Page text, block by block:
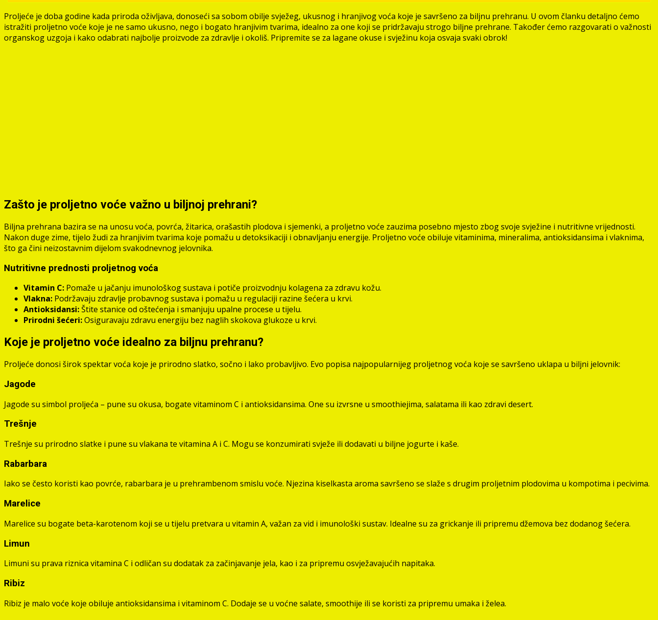
Proljeće je doba godine kada priroda oživljava, donoseći sa sobom obilje svježeg, ukusnog i hranjivog voća koje je savršeno za biljnu prehranu. U ovom članku detaljno ćemo
istražiti proljetno voće koje je ne samo ukusno, nego i bogato hranjivim tvarima, idealno za one koji se pridržavaju strogo biljne prehrane. Također ćemo razgovarati o važnosti
organskog uzgoja i kako odabrati najbolje proizvode za zdravlje i okoliš. Pripremite se za lagane okuse i svježinu koja osvaja svaki obrok!
Zašto je proljetno voće važno u biljnoj prehrani?
Biljna prehrana bazira se na unosu voća, povrća, žitarica, orašastih plodova i sjemenki, a proljetno voće zauzima posebno mjesto zbog svoje svježine i nutritivne vrijednosti.
Nakon duge zime, tijelo žudi za hranjivim tvarima koje pomažu u detoksikaciji i obnavljanju energije. Proljetno voće obiluje vitaminima, mineralima, antioksidansima i vlaknima,
što ga čini neizostavnim dijelom svakodnevnog jelovnika.
Nutritivne prednosti proljetnog voća
Vitamin C: Pomaže u jačanju imunološkog sustava i potiče proizvodnju kolagena za zdravu kožu.
Vlakna: Podržavaju zdravlje probavnog sustava i pomažu u regulaciji razine šećera u krvi.
Antioksidansi:Štite stanice od oštećenja i smanjuju upalne procese u tijelu.
Prirodni šećeri:Osiguravaju zdravu energiju bez naglih skokova glukoze u krvi.
Koje je proljetno voće idealno za biljnu prehranu?
Proljeće donosi širok spektar voća koje je prirodno slatko, sočno i lako probavljivo. Evo popisa najpopularnijeg proljetnog voća koje se savršeno uklapa u biljni jelovnik:
Jagode
Jagode su simbol proljeća – pune su okusa, bogate vitaminom C i antioksidansima. One su izvrsne u smoothiejima, salatama ili kao zdravi desert.
Trešnje
Trešnje su prirodno slatke i pune su vlakana te vitamina A i C. Mogu se konzumirati svježe ili dodavati u biljne jogurte i kaše.
Rabarbara
Iako se često koristi kao povrće, rabarbara je u prehrambenom smislu voće. Njezina kiselkasta aroma savršeno se slaže s drugim proljetnim plodovima u kompotima i pecivima.
Marelice
Marelice su bogate beta-karotenom koji se u tijelu pretvara u vitamin A, važan za vid i imunološki sustav. Idealne su za grickanje ili pripremu džemova bez dodanog šećera.
Limun
Limuni su prava riznica vitamina C i odličan su dodatak za začinjavanje jela, kao i za pripremu osvježavajućih napitaka.
Ribiz
Ribiz je malo voće koje obiluje antioksidansima i vitaminom C. Dodaje se u voćne salate, smoothije ili se koristi za pripremu umaka i želea.